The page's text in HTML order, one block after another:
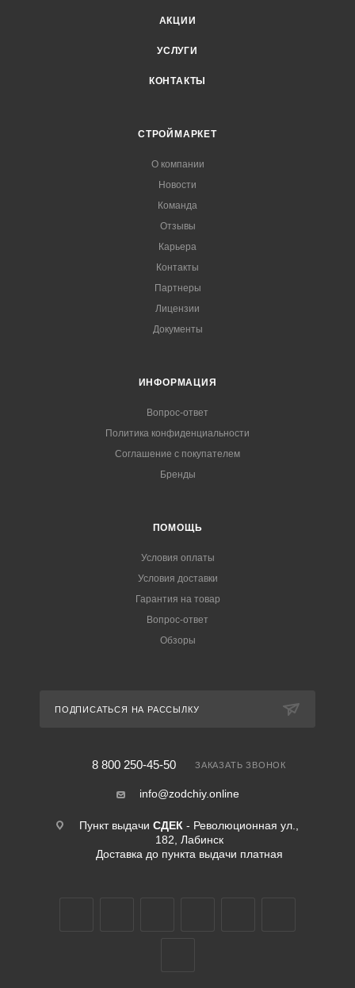
АКЦИИ
УСЛУГИ
КОНТАКТЫ
СТРОЙМАРКЕТ
О компании
Новости
Команда
Отзывы
Карьера
Контакты
Партнеры
Лицензии
Документы
ИНФОРМАЦИЯ
Вопрос-ответ
Политика конфиденциальности
Соглашение с покупателем
Бренды
ПОМОЩЬ
Условия оплаты
Условия доставки
Гарантия на товар
Вопрос-ответ
Обзоры
ПОДПИСАТЬСЯ НА РАССЫЛКУ
8 800 250-45-50 ЗАКАЗАТЬ ЗВОНОК
info@zodchiy.online
Пункт выдачи СДЕК - Революционная ул.,
182, Лабинск
Доставка до пункта выдачи платная